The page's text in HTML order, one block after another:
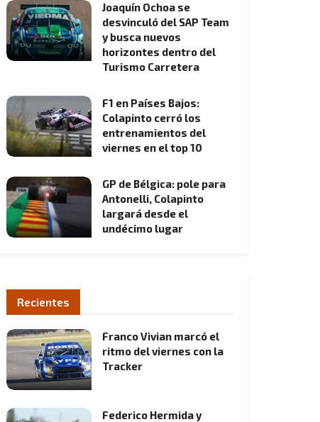
Joaquín Ochoa se
desvinculó del SAP Team
y busca nuevos
horizontes dentro del
Turismo Carretera
F1 en Países Bajos:
Colapinto cerró los
entrenamientos del
viernes en el top 10
GP de Bélgica: pole para
Antonelli, Colapinto
largará desde el
undécimo lugar
Recientes
Franco Vivian marcó el
ritmo del viernes con la
Tracker
Federico Hermida y